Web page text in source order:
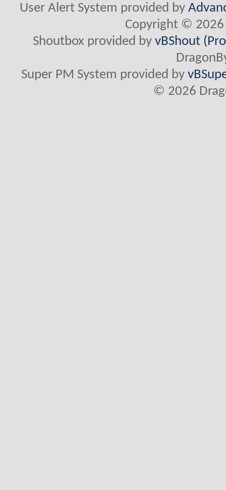
User Alert System provided by
Copyright © 2026
Shoutbox provided byvBShout
Super PM System provided by
© 2026